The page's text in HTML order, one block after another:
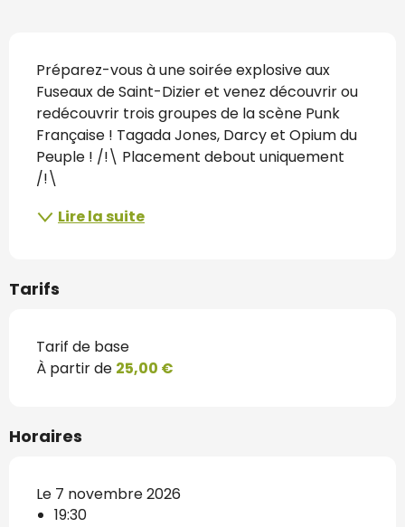
Préparez-vous à une soirée explosive aux
Fuseaux de Saint-Dizier et venez découvrir ou
redécouvrir trois groupes de la scène Punk
Française ! Tagada Jones, Darcy et Opium du
Peuple ! /!\ Placement debout uniquement
/!\
Lire la suite
Tarifs
Tarif de base
À partir de 25,00 €
Horaires
Le 7 novembre 2026
19:30